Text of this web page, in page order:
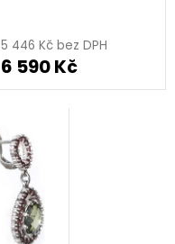
5 446 Kč bez DPH
6 590 Kč